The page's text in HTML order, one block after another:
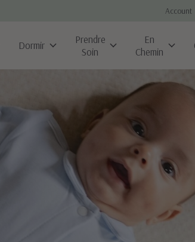
Account
Dormir
Prendre
Soin
En
Chemin